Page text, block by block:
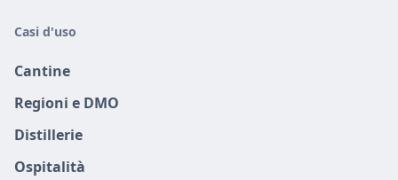
Casi d'uso
Cantine
Regioni e DMO
Distillerie
Ospitalità